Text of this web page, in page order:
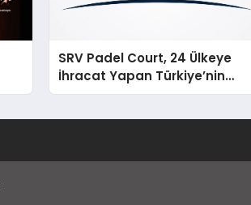
SRV Padel Court, 24 Ülkeye
İhracat Yapan Türkiye’nin
Padel Kortu Üretim Gücü